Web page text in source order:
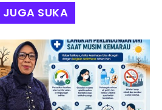
SUKA